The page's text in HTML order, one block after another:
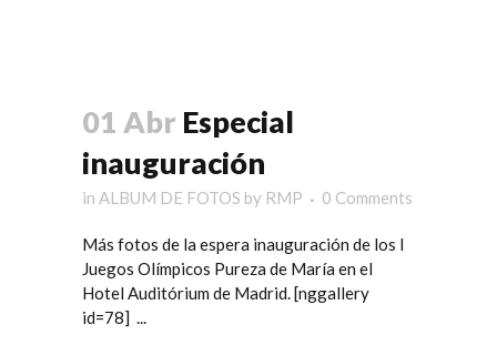
01 Abr Especial
inauguración
in ALBUM DE FOTOS by RMP 0 Comments
Más fotos de la espera inauguración de los I
Juegos Olímpicos Pureza de María en el
Hotel Auditórium de Madrid. [nggallery
id=78] ...